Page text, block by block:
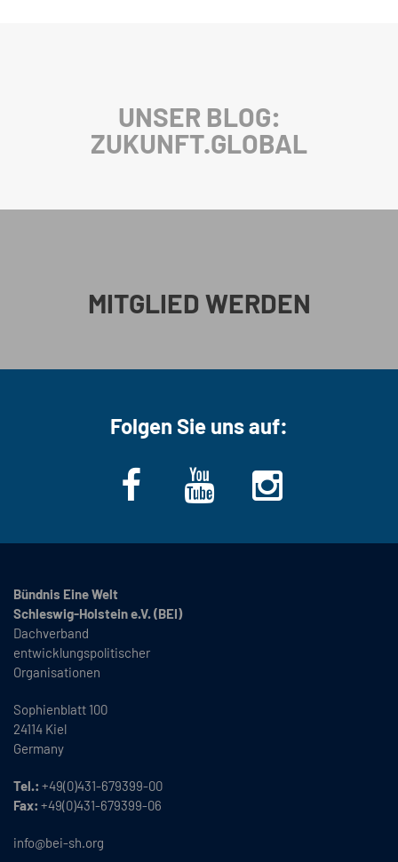
UNSER BLOG:
ZUKUNFT.GLOBAL
MITGLIED WERDEN
Folgen Sie uns auf:
Bündnis Eine Welt
Schleswig-Holstein e.V. (BEI)
Dachverband
entwicklungspolitischer
Organisationen
Sophienblatt 100
24114 Kiel
Germany
Tel.: +49(0)431-679399-00
Fax: +49(0)431-679399-06
info@bei-sh.org